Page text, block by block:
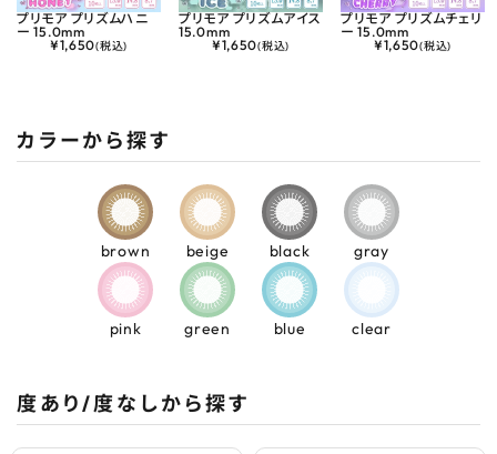
プリモア プリズムハニ
ー 15.0mm
¥1,650(税込)
プリモア プリズムアイス
15.0mm
¥1,650(税込)
プリモア プリズムチェリ
ー 15.0mm
¥1,650(税込)
カラーから探す
brown beige black gray
pink green blue clear
度あり/度なしから探す